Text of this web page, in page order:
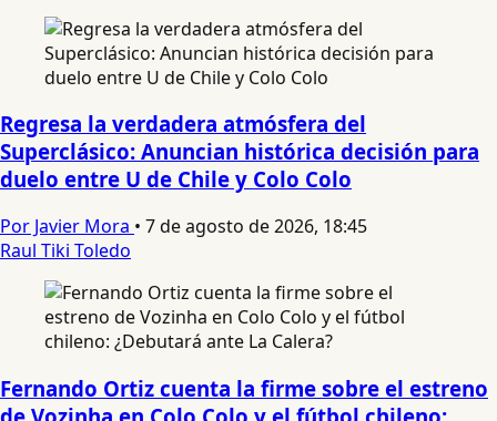
Regresa la verdadera atmósfera del
Superclásico: Anuncian histórica decisión para
duelo entre U de Chile y Colo Colo
Por Javier Mora • 7 de agosto de 2026, 18:45
Raul Tiki Toledo
Fernando Ortiz cuenta la firme sobre el estreno